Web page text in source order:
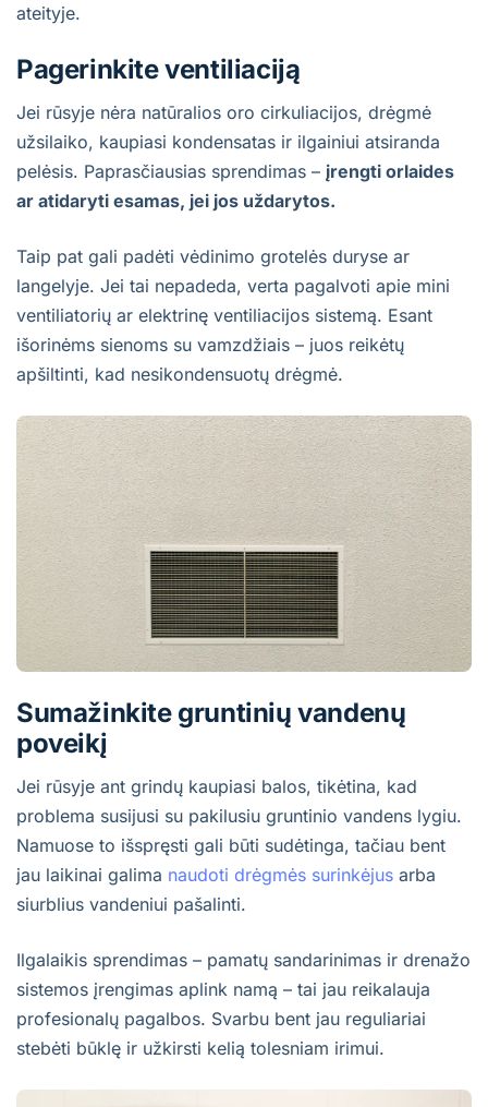
ateityje.
Pagerinkite ventiliaciją
Jei rūsyje nėra natūralios oro cirkuliacijos, drėgmė
užsilaiko, kaupiasi kondensatas ir ilgainiui atsiranda
pelėsis. Paprasčiausias sprendimas – įrengti orlaides
ar atidaryti esamas, jei jos uždarytos.
Taip pat gali padėti vėdinimo grotelės duryse ar
langelyje. Jei tai nepadeda, verta pagalvoti apie mini
ventiliatorių ar elektrinę ventiliacijos sistemą. Esant
išorinėms sienoms su vamzdžiais – juos reikėtų
apšiltinti, kad nesikondensuotų drėgmė.
Sumažinkite gruntinių vandenų
poveikį
Jei rūsyje ant grindų kaupiasi balos, tikėtina, kad
problema susijusi su pakilusiu gruntinio vandens lygiu.
Namuose to išspręsti gali būti sudėtinga, tačiau bent
jau laikinai galima naudoti drėgmės surinkėjus arba
siurblius vandeniui pašalinti.
Ilgalaikis sprendimas – pamatų sandarinimas ir drenažo
sistemos įrengimas aplink namą – tai jau reikalauja
profesionalų pagalbos. Svarbu bent jau reguliariai
stebėti būklę ir užkirsti kelią tolesniam irimui.